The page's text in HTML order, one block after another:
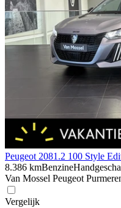
Peugeot 2081.2 100 Style
8.386 kmBenzine
Van Mossel Peugeot
Vergelijk